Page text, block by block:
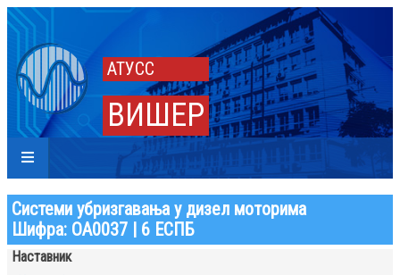
АТУСС
ВИШЕР
Системи убризгавања у дизел моторима
Шифра: ОА0037 | 6 ЕСПБ
Наставник